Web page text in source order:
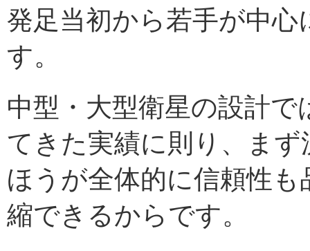
発足当初から若手が中
す。
中型・大型衛星の設計
てきた実績に則り、ま
ほうが全体的に信頼性
縮できるからです。